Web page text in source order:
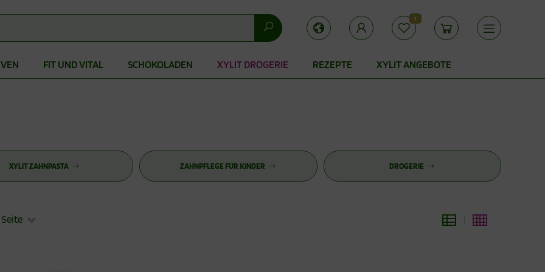
1
FIT UND VITAL SCHOKOLADEN XYLIT DROGERIE REZEPTE XYLIT ANGEBOTE
XYLIT ZAHNPASTA ZAHNPFLEGE FÜR KINDER DROGERIE